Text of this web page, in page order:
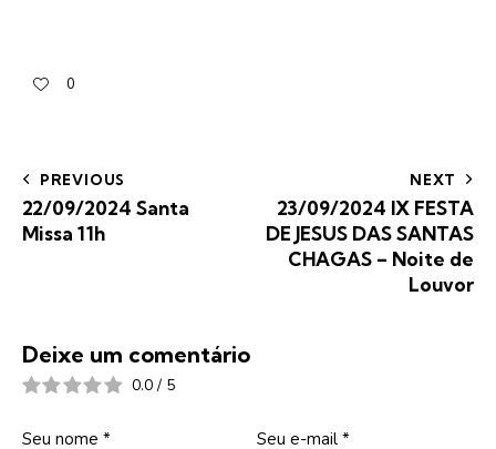
0
PREVIOUS
22/09/2024 Santa
Missa 11h
NEXT
23/09/2024 IX FESTA
DE JESUS DAS SANTAS
CHAGAS – Noite de
Louvor
Deixe um comentário
0.0 / 5